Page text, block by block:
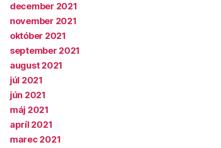
december 2021
november 2021
október 2021
september 2021
august 2021
júl 2021
jún 2021
máj 2021
apríl 2021
marec 2021